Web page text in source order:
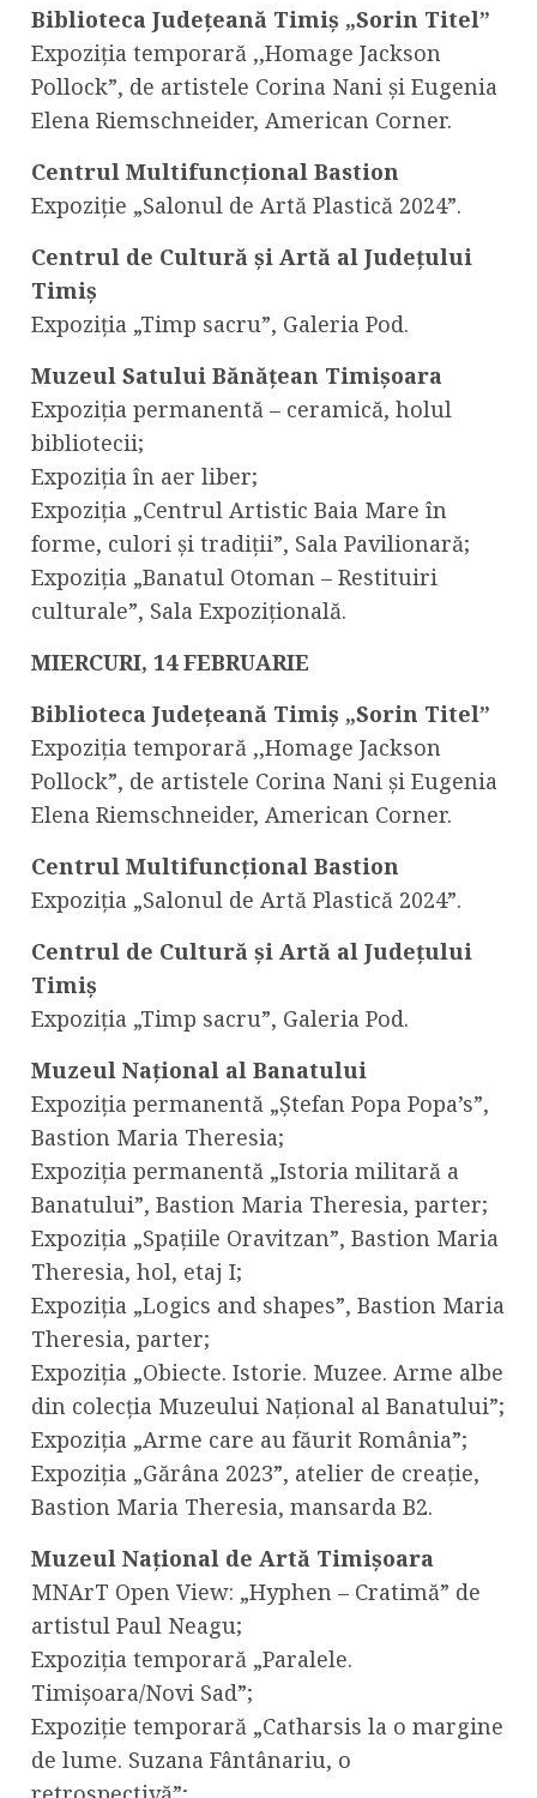
Biblioteca Județeană Timiș „Sorin Titel”
Expoziția temporară ,,Homage Jackson
Pollock”, de artistele Corina Nani și Eugenia
Elena Riemschneider, American Corner.
Centrul Multifuncțional Bastion
Expoziție „Salonul de Artă Plastică 2024”.
Centrul de Cultură și Artă al Județului
Timiș
Expoziția „Timp sacru”, Galeria Pod.
Muzeul Satului Bănățean Timișoara
Expoziția permanentă – ceramică, holul
bibliotecii;
Expoziția în aer liber;
Expoziția „Centrul Artistic Baia Mare în
forme, culori și tradiții”, Sala Pavilionară;
Expoziția „Banatul Otoman – Restituiri
culturale”, Sala Expozițională.
MIERCURI, 14 FEBRUARIE
Biblioteca Județeană Timiș „Sorin Titel”
Expoziția temporară ,,Homage Jackson
Pollock”, de artistele Corina Nani și Eugenia
Elena Riemschneider, American Corner.
Centrul Multifuncțional Bastion
Expoziția „Salonul de Artă Plastică 2024”.
Centrul de Cultură și Artă al Județului
Timiș
Expoziția „Timp sacru”, Galeria Pod.
Muzeul Național al Banatului
Expoziția permanentă „Ștefan Popa Popa’s”,
Bastion Maria Theresia;
Expoziția permanentă „Istoria militară a
Banatului”, Bastion Maria Theresia, parter;
Expoziția „Spațiile Oravitzan”, Bastion Maria
Theresia, hol, etaj I;
Expoziția „Logics and shapes”, Bastion Maria
Theresia, parter;
Expoziția „Obiecte. Istorie. Muzee. Arme albe
din colecția Muzeului Național al Banatului”;
Expoziția „Arme care au făurit România”;
Expoziția „Gărâna 2023”, atelier de creație,
Bastion Maria Theresia, mansarda B2.
Muzeul Național de Artă Timișoara
MNArT Open View: „Hyphen – Cratimă” de
artistul Paul Neagu;
Expoziția temporară „Paralele.
Timișoara/Novi Sad”;
Expoziție temporară „Catharsis la o margine
de lume. Suzana Fântânariu, o